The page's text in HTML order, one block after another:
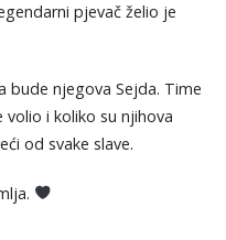
pjevač želio je
bude njegova Sejda. Time
i koliko su njihova
od svake slave.